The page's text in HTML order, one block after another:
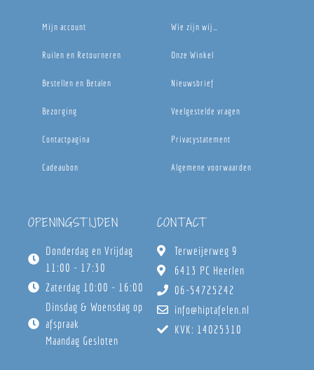
Mijn account
Ruilen en Retourneren
Bestellen en Betalen
Bezorging
Contactpagina
Cadeaubon
Wie zijn wij…
Onze Winkel
Nieuwsbrief
Veelgestelde vragen
Privacystatement
Algemene voorwaarden
OPENINGSTIJDEN
Donderdag en Vrijdag
11:00 - 17:30
Zaterdag 10:00 - 16:00
Dinsdag & Woensdag op
afspraak
Maandag Gesloten
CONTACT
Terweijerweg 9
6413 PC Heerlen
06-54725242
info@hiptafelen.nl
KVK: 14025310